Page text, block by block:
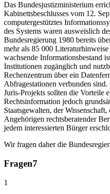
Das Bundesjustizministerium
Kabinettsbeschlusses vom 12.
computergestütztes
des Systems waren ausweislich
Bundesregierung 1980 bereits
mehr als 85 000
wachsende Informationsbestand
Institutionen zugänglich und
Rechenzentrum über ein
Abfragestationen verbunden sind.
Juris-Projekts sollten die Vorteile
Rechtsinformation jedoch
Staatsgewalten, der
Angehörigen rechtsberatender
jedem interessierten Bürger
Wir fragen daher die
Fragen7
1